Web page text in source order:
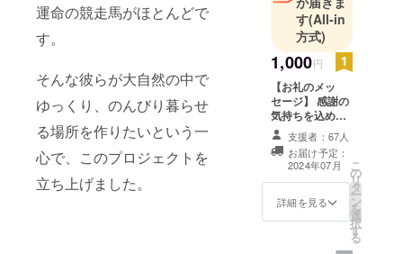
運命の競走馬がほとんどで
す。
そんな彼らが大自然の中で
ゆっくり、のんびり暮らせ
る場所を作りたいという一
心で、このプロジェクトを
立ち上げました。
す(All-in
方式)
1,000円
【お礼のメッ
セージ】 感謝の
気持ちを込め
て、お礼のメッ
セージをお送り
します。
支援者：67人
お届け予定：
2024年07月
詳細を見る
こ
の
リ
タ
ー
ン
を
選
択
す
る